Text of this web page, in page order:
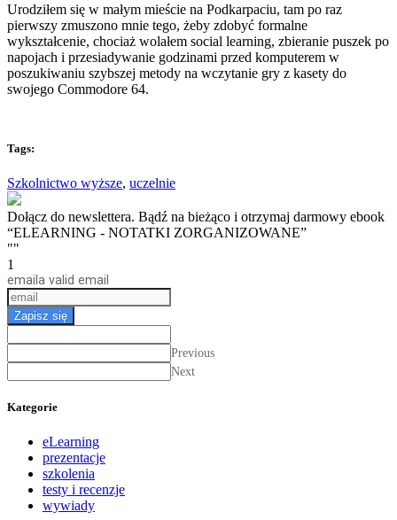
Urodziłem się w małym mieście na Podkarpaciu, tam po raz
pierwszy zmuszono mnie tego, żeby zdobyć formalne
wykształcenie, chociaż wolałem social learning, zbieranie puszek po
napojach i przesiadywanie godzinami przed komputerem w
poszukiwaniu szybszej metody na wczytanie gry z kasety do
swojego Commodore 64.
Tags:
Szkolnictwo wyższe, uczelnie
Dołącz do newslettera. Bądź na bieżąco i otrzymaj darmowy ebook
“ELEARNING - NOTATKI ZORGANIZOWANE”
""
1
email a valid email
Zapisz się
Previous
Next
Kategorie
eLearning
prezentacje
szkolenia
testy i recenzje
wywiady